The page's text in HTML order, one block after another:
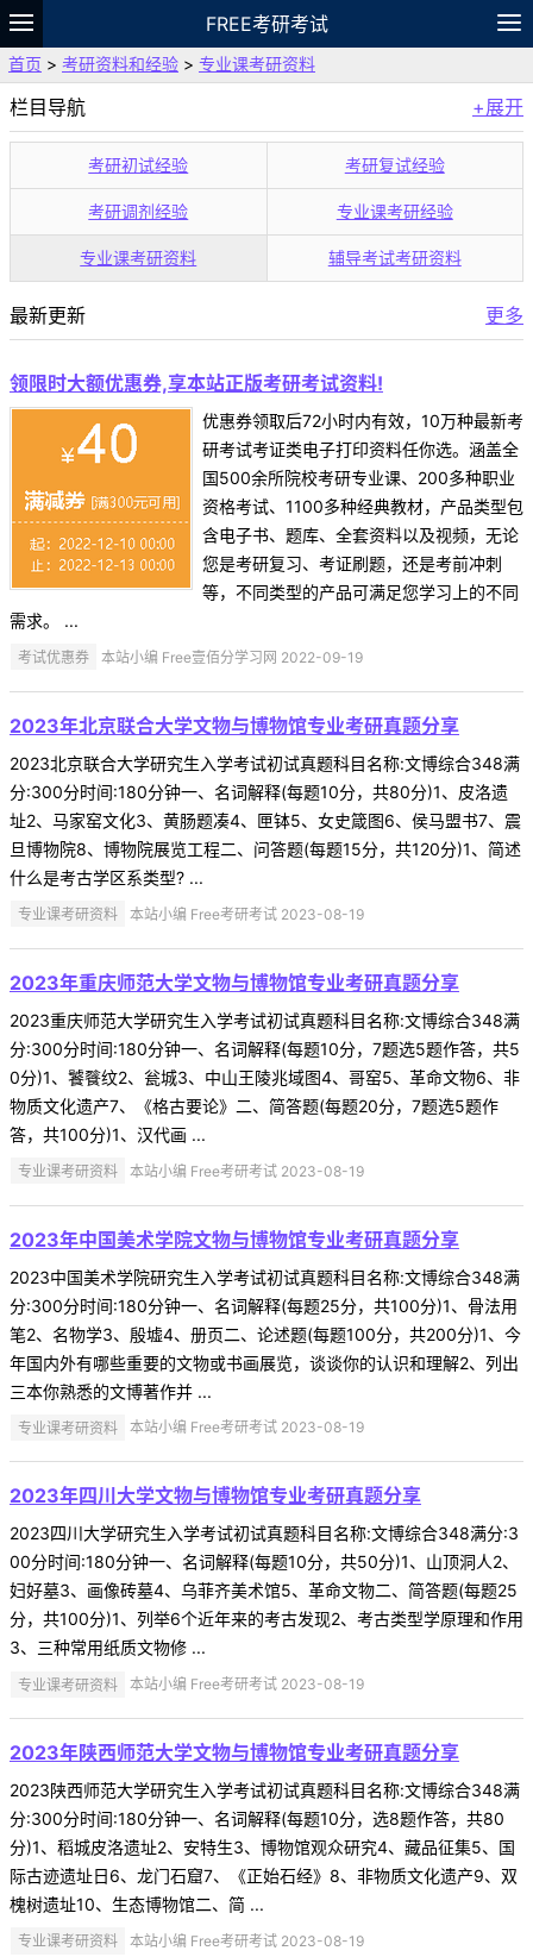
FREE考研考试
题库
故事 专题 APP
VIP
首页 > 考研资料和经验 > 专业课考研资料
栏目导航 +展开
考研初试经验 考研复试经验
考研调剂经验 专业课考研经验
专业课考研资料 辅导考试考研资料
最新更新 更多
领限时大额优惠券,享本站正版考研考试资料!
优惠券领取后72小时内有效，10万种最新考
研考试考证类电子打印资料任你选。涵盖全
国500余所院校考研专业课、200多种职业
资格考试、1100多种经典教材，产品类型包
含电子书、题库、全套资料以及视频，无论
您是考研复习、考证刷题，还是考前冲刺
等，不同类型的产品可满足您学习上的不同
需求。 ...
考试优惠券 本站小编 Free壹佰分学习网 2022-09-19
2023年北京联合大学文物与博物馆专业考研真题分享
2023北京联合大学研究生入学考试初试真题科目名称:文博综合348满
分:300分时间:180分钟一、名词解释(每题10分，共80分)1、皮洛遗
址2、马家窑文化3、黄肠题凑4、匣钵5、女史箴图6、侯马盟书7、震
旦博物院8、博物院展览工程二、问答题(每题15分，共120分)1、简述
什么是考古学区系类型? ...
专业课考研资料 本站小编 Free考研考试 2023-08-19
2023年重庆师范大学文物与博物馆专业考研真题分享
2023重庆师范大学研究生入学考试初试真题科目名称:文博综合348满
分:300分时间:180分钟一、名词解释(每题10分，7题选5题作答，共5
0分)1、饕餮纹2、瓮城3、中山王陵兆域图4、哥窑5、革命文物6、非
物质文化遗产7、《格古要论》二、简答题(每题20分，7题选5题作
答，共100分)1、汉代画 ...
专业课考研资料 本站小编 Free考研考试 2023-08-19
2023年中国美术学院文物与博物馆专业考研真题分享
2023中国美术学院研究生入学考试初试真题科目名称:文博综合348满
分:300分时间:180分钟一、名词解释(每题25分，共100分)1、骨法用
笔2、名物学3、殷墟4、册页二、论述题(每题100分，共200分)1、今
年国内外有哪些重要的文物或书画展览，谈谈你的认识和理解2、列出
三本你熟悉的文博著作并 ...
专业课考研资料 本站小编 Free考研考试 2023-08-19
2023年四川大学文物与博物馆专业考研真题分享
2023四川大学研究生入学考试初试真题科目名称:文博综合348满分:3
00分时间:180分钟一、名词解释(每题10分，共50分)1、山顶洞人2、
妇好墓3、画像砖墓4、乌菲齐美术馆5、革命文物二、简答题(每题25
分，共100分)1、列举6个近年来的考古发现2、考古类型学原理和作用
3、三种常用纸质文物修 ...
专业课考研资料 本站小编 Free考研考试 2023-08-19
2023年陕西师范大学文物与博物馆专业考研真题分享
2023陕西师范大学研究生入学考试初试真题科目名称:文博综合348满
分:300分时间:180分钟一、名词解释(每题10分，选8题作答，共80
分)1、稻城皮洛遗址2、安特生3、博物馆观众研究4、藏品征集5、国
际古迹遗址日6、龙门石窟7、《正始石经》8、非物质文化遗产9、双
槐树遗址10、生态博物馆二、简 ...
专业课考研资料 本站小编 Free考研考试 2023-08-19